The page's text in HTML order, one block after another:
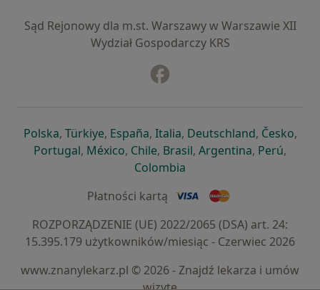
Sąd Rejonowy dla m.st. Warszawy w Warszawie XII
Wydział Gospodarczy KRS
Polskaotwiera się w nowej karcie
, Türkiyeotwiera się w nowej karcie
, Españaotwiera się w nowej karcie
, Italiaotwiera się w nowej
, Deutschlandotwiera się
, Česko,
Portugalotwiera się w nowej karcie
, Méxicootwiera się w nowej karcie
, Chileotwiera się w nowej karcie
, Brasilotwiera się w nowej
, Argentinaotwiera się
, Perú,
Colombia
Płatności kartą
ROZPORZĄDZENIE (UE) 2022/2065 (DSA) art. 24:
15.395.179 użytkowników/miesiąc - Czerwiec 2026
www.znanylekarz.pl © 2026 - Znajdź lekarza i umów